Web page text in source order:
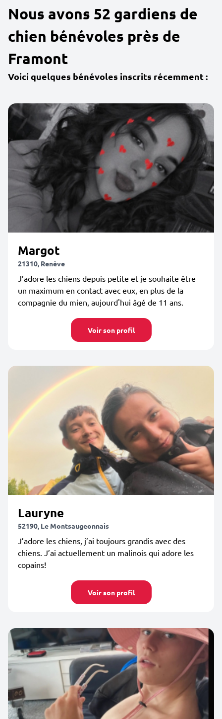
Nous avons 52 gardiens de
chien bénévoles près de
Framont
Voici quelques bénévoles inscrits récemment :
Margot
21310, Renève
J’adore les chiens depuis petite et je souhaite être
un maximum en contact avec eux, en plus de la
compagnie du mien, aujourd'hui âgé de 11 ans.
Voir son profil
Lauryne
52190, Le Montsaugeonnais
J’adore les chiens, j’ai toujours grandis avec des
chiens. J’ai actuellement un malinois qui adore les
copains!
Voir son profil